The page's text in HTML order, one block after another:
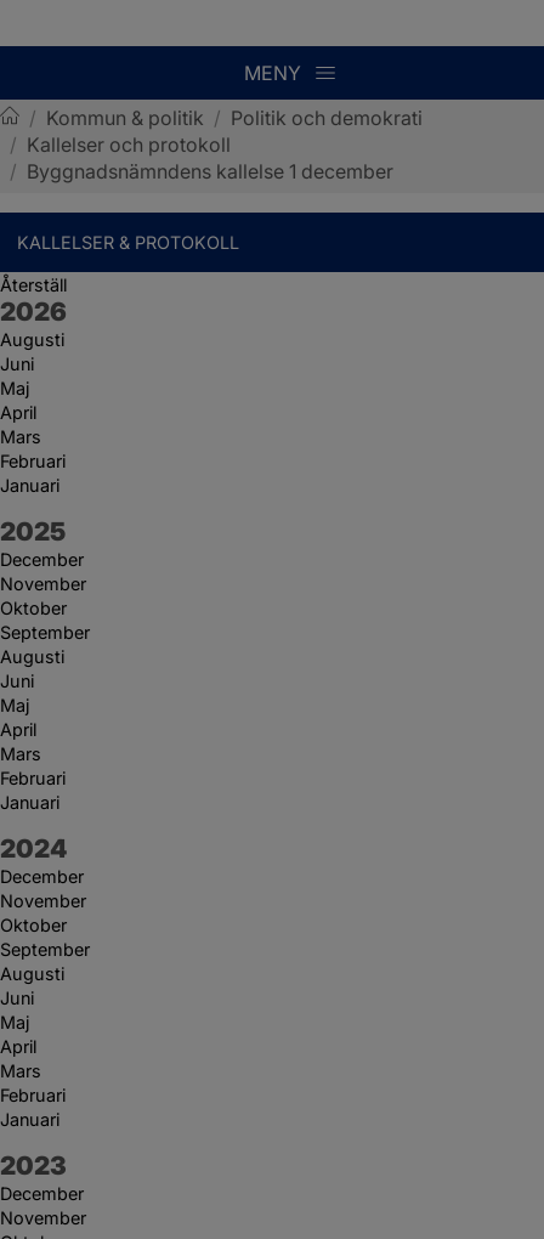
MENY
Sotenäs kommun
/ Kommun & politik / Politik och demokrati
/ Kallelser och protokoll
/ Byggnadsnämndens kallelse 1 december
KALLELSER & PROTOKOLL
Återställ
År:
2026
Augusti
Juni
Maj
April
Mars
Februari
Januari
År:
2025
December
November
Oktober
September
Augusti
Juni
Maj
April
Mars
Februari
Januari
År:
2024
December
November
Oktober
September
Augusti
Juni
Maj
April
Mars
Februari
Januari
År:
2023
December
November